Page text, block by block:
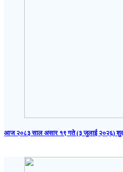
आज २०८३ साल असार १९ गते (३ जुलाई २०२६)